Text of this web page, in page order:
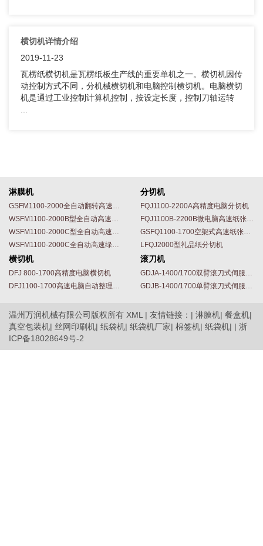
横切机详情介绍
2019-11-23
瓦楞纸横切机是瓦楞纸板生产线的重要单机之一。横切机因传
动控制方式不同，分机械横切机和电脑控制横切机。电脑横切
机是通过工业控制计算机控制，按设定长度，控制刀轴运转
淋膜机
GSFM1100-2000全自动翻转高速挤出复合淋膜机
WSFM1100-2000B型全自动高速绿色环保双面淋膜机
WSFM1100-2000C型全自动高速绿色环保单面淋膜机
WSFM1100-2000C全自动高速绿色环保淋膜机
分切机
FQJ1100-2200A高精度电脑分切机
FQJ1100B-2200B微电脑高速纸张分切机
GSFQ1100-1700空架式高速纸张分切机
LFQJ2000型礼品纸分切机
横切机
DFJ 800-1700高精度电脑横切机
DFJ1100-1700高速电脑自动整理横切机
滚刀机
GDJA-1400/1700双臂滚刀式伺服驱动电脑切纸机
GDJB-1400/1700单臂滚刀式伺服驱动电脑切纸机
温州万润机械有限公司版权所有 XML | 友情链接：| 淋膜机| 餐盒机|
真空包装机| 丝网印刷机| 纸袋机| 纸袋机厂家| 棉签机| 纸袋机| | 浙
ICP备18028649号-2